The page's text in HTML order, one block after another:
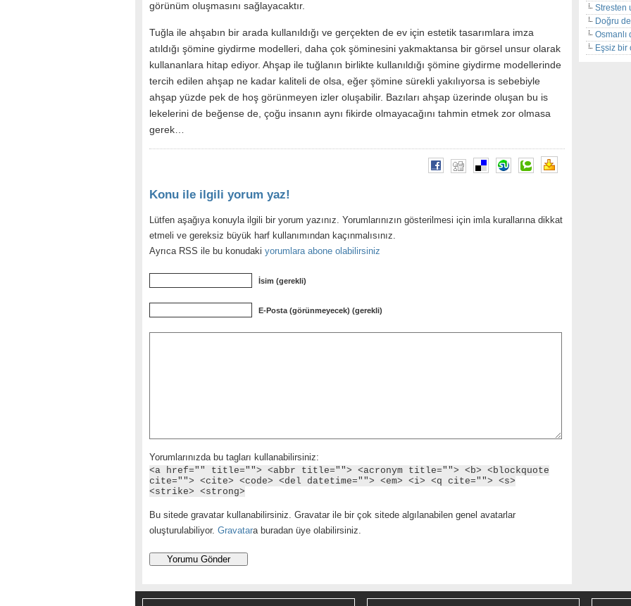
görünüm oluşmasını sağlayacaktır.
Tuğla ile ahşabın bir arada kullanıldığı ve gerçekten de ev için estetik tasarımlara imza
atıldığı şömine giydirme modelleri, daha çok şöminesini yakmaktansa bir görsel unsur olarak
kullananlara hitap ediyor. Ahşap ile tuğlanın birlikte kullanıldığı şömine giydirme modellerinde
tercih edilen ahşap ne kadar kaliteli de olsa, eğer şömine sürekli yakılıyorsa is sebebiyle
ahşap yüzde pek de hoş görünmeyen izler oluşabilir. Bazıları ahşap üzerinde oluşan bu is
lekelerini de beğense de, çoğu insanın aynı fikirde olmayacağını tahmin etmek zor olmasa
gerek…
Konu ile ilgili yorum yaz!
Lütfen aşağıya konuyla ilgili bir yorum yazınız. Yorumlarınızın gösterilmesi için imla kurallarına dikkat
etmeli ve gereksiz büyük harf kullanımından kaçınmalısınız.
Ayrıca RSS ile bu konudaki yorumlara abone olabilirsiniz
İsim (gerekli)
E-Posta (görünmeyecek) (gerekli)
Yorumlarınızda bu tagları kullanabilirsiniz:
<a href="" title=""> <abbr title=""> <acronym title=""> <b> <blockquote
cite=""> <cite> <code> <del datetime=""> <em> <i> <q cite=""> <s>
<strike> <strong>
Bu sitede gravatar kullanabilirsiniz. Gravatar ile bir çok sitede algılanabilen genel avatarlar
oluşturulabiliyor. Gravatara buradan üye olabilirsiniz.
Stresten
Doğru
Eşsiz bir